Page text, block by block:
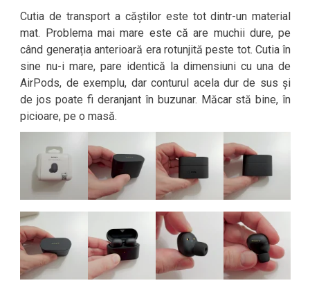
Cutia de transport a căștilor este tot dintr-un material
mat. Problema mai mare este că are muchii dure, pe
când generația anterioară era rotunjită peste tot. Cutia în
sine nu-i mare, pare identică la dimensiuni cu una de
AirPods, de exemplu, dar conturul acela dur de sus și
de jos poate fi deranjant în buzunar. Măcar stă bine, în
picioare, pe o masă.